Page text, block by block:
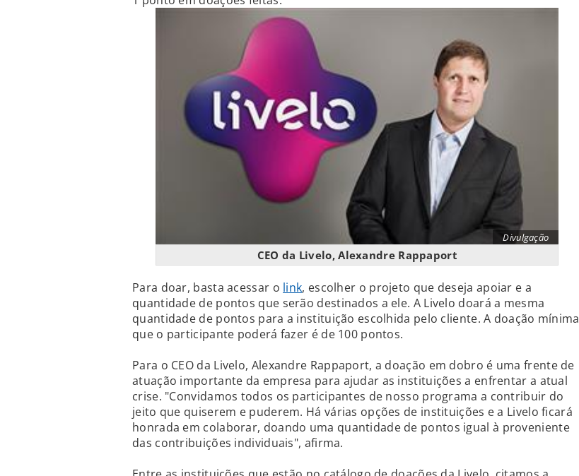
Divulgação
CEO da Livelo, Alexandre Rappaport
Para doar, basta acessar o link, escolher o projeto que deseja apoiar e a
quantidade de pontos que serão destinados a ele. A Livelo doará a mesma
quantidade de pontos para a instituição escolhida pelo cliente. A doação mínima
que o participante poderá fazer é de 100 pontos.
Para o CEO da Livelo, Alexandre Rappaport, a doação em dobro é uma frente de
atuação importante da empresa para ajudar as instituições a enfrentar a atual
crise. "Convidamos todos os participantes de nosso programa a contribuir do
jeito que quiserem e puderem. Há várias opções de instituições e a Livelo ficará
honrada em colaborar, doando uma quantidade de pontos igual à proveniente
das contribuições individuais", afirma.